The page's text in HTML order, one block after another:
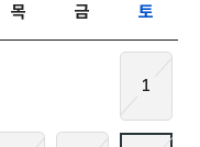
목 금 토
1